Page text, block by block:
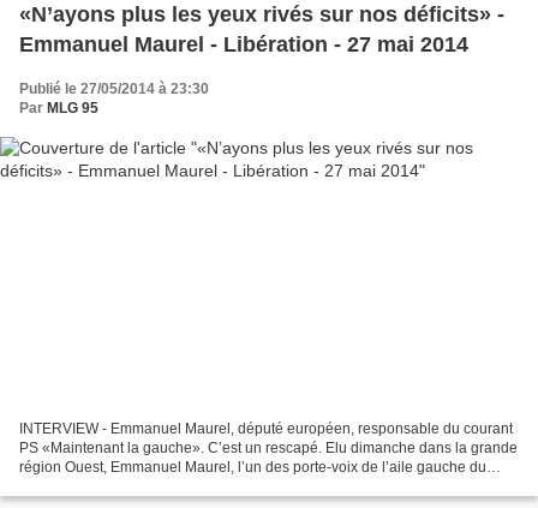
«N’ayons plus les yeux rivés sur nos déficits» -
Emmanuel Maurel - Libération - 27 mai 2014
Publié le 27/05/2014 à 23:30
Par MLG 95
INTERVIEW - Emmanuel Maurel, député européen, responsable du courant
PS «Maintenant la gauche». C’est un rescapé. Elu dimanche dans la grande
région Ouest, Emmanuel Maurel, l’un des porte-voix de l’aile gauche du